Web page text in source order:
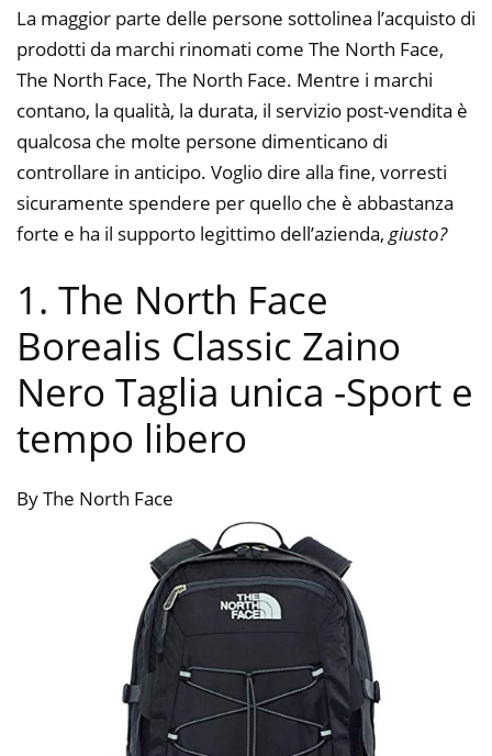
La maggior parte delle persone sottolinea l’acquisto di
prodotti da marchi rinomati come The North Face,
The North Face, The North Face. Mentre i marchi
contano, la qualità, la durata, il servizio post-vendita è
qualcosa che molte persone dimenticano di
controllare in anticipo. Voglio dire alla fine, vorresti
sicuramente spendere per quello che è abbastanza
forte e ha il supporto legittimo dell’azienda, giusto?
1. The North Face
Borealis Classic Zaino
Nero Taglia unica -Sport e
tempo libero
By The North Face